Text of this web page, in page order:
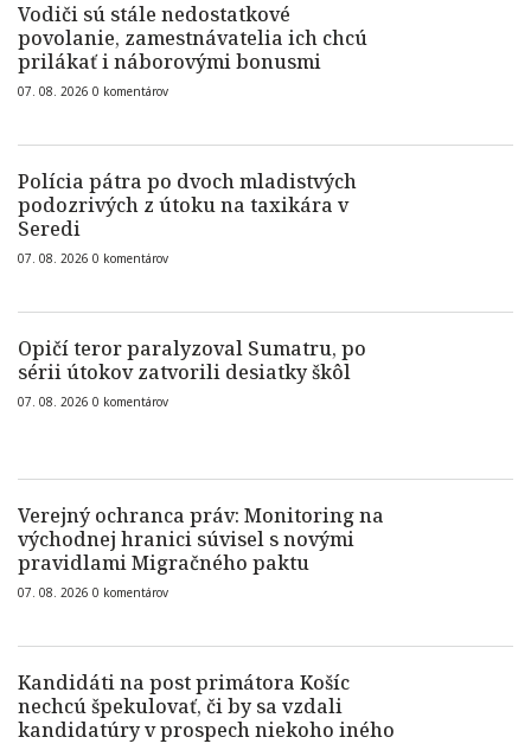
Vodiči sú stále nedostatkové
povolanie, zamestnávatelia ich chcú
prilákať i náborovými bonusmi
07. 08. 2026 0 komentárov
Polícia pátra po dvoch mladistvých
podozrivých z útoku na taxikára v
Seredi
07. 08. 2026 0 komentárov
Opičí teror paralyzoval Sumatru, po
sérii útokov zatvorili desiatky škôl
07. 08. 2026 0 komentárov
Verejný ochranca práv: Monitoring na
východnej hranici súvisel s novými
pravidlami Migračného paktu
07. 08. 2026 0 komentárov
Kandidáti na post primátora Košíc
nechcú špekulovať, či by sa vzdali
kandidatúry v prospech niekoho iného